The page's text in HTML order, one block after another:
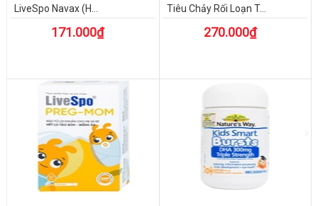
LiveSpo Navax (H...
171.000₫
Tiêu Chảy Rối Loạn T...
270.000₫